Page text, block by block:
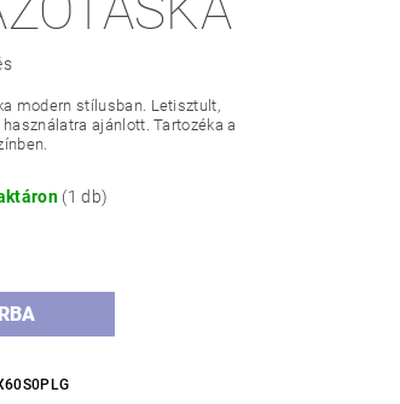
modern stílusban. Letisztult,
ajánlott. Tartozéka a
(1 db)